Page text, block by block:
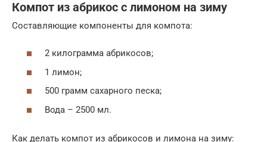
Компот из абрикос с лимоном на зиму
Составляющие компоненты для компота:
2 килограмма абрикосов;
1 лимон;
500 грамм сахарного песка;
Вода – 2500 мл.
Как делать компот из абрикосов и лимона на зиму: